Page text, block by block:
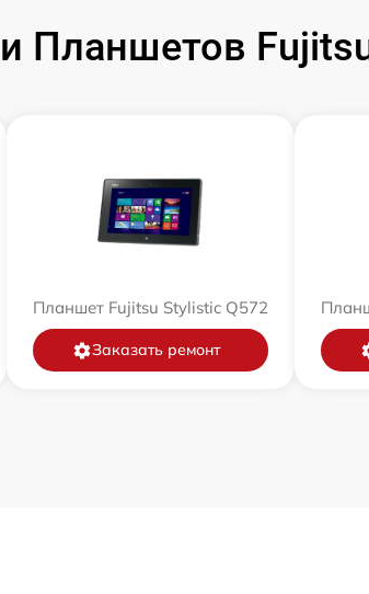
Планшетов
Планшет Fujitsu Stylistic Q572
Заказать ремонт